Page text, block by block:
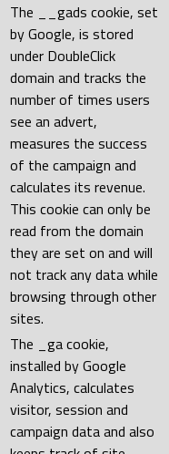
The __gads cookie, set
by Google, is stored
under DoubleClick
domain and tracks the
number of times users
see an advert,
measures the success
of the campaign and
calculates its revenue.
This cookie can only be
read from the domain
they are set on and will
not track any data while
browsing through other
sites.
The _ga cookie,
installed by Google
Analytics, calculates
visitor, session and
campaign data and also